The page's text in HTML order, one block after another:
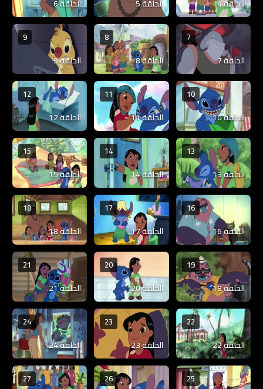
الحلقة 4 الحلقة 5 الحلقة 6
7
الحلقة 7
8
الحلقة 8
9
الحلقة 9
10
الحلقة 10
11
الحلقة 11
12
الحلقة 12
13
الحلقة 13
14
الحلقة 14
15
الحلقة 15
16
الحلقة 16
17
الحلقة 17
18
الحلقة 18
19
الحلقة 19
20
الحلقة 20
21
الحلقة 21
22
الحلقة 22
23
الحلقة 23
24
الحلقة 24
25
26
27